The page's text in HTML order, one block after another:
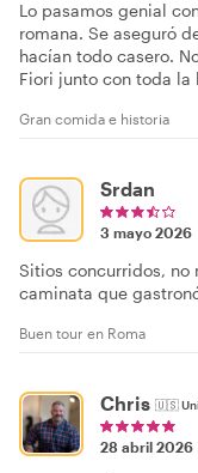
Lo pasamos genial
romana. Se aseguró
hacían todo casero.
Fiori junto con toda la
Gran comida e historia
Srdan
3 mayo 2026
Sitios concurridos, no
caminata que
Buen tour en Roma
Chris 🇺🇸
28 abril 2026